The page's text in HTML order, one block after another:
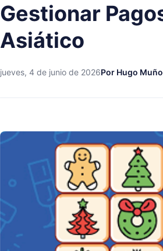
Gestionar
Asiático
jueves, 4 de junio de 2026Por Hugo